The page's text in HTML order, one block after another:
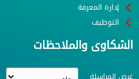
إدارة المعرفة
التوظيف
الشكاوى والملاحظات